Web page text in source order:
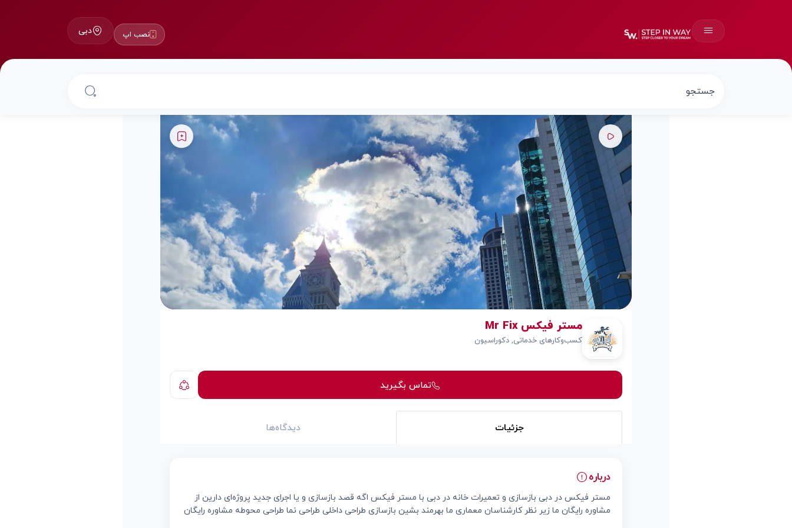
نصب اپ دبی
مستر فیکس Mr Fix
کسب‌وکارهای خدماتی, دکوراسیون
تماس بگیرید
جزئیات دیدگاه‌ها
درباره
مستر فیکس در دبی بازسازی و تعمیرات خانه در دبی با مستر فیکس اگه قصد بازسازی و یا اجرای جدید پروژه‌ای دارین از
مشاوره رایگان ما زیر نظر کارشناسان معماری ما بهرمند بشین بازسازی طراحی داخلی طراحی نما طراحی محوطه مشاوره رایگان